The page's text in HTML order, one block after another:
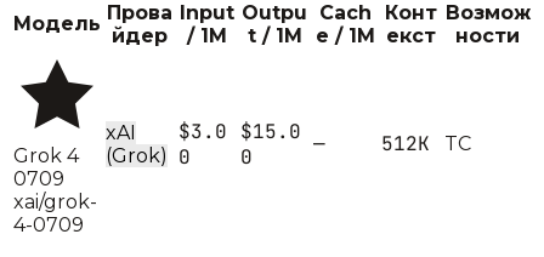
Модель Прова
йдер
Input
/ 1M
Outpu
t / 1M
Cach
e / 1M
Конт
екст
Возмож
ности
Grok 4
0709
xai/grok-
4-0709
xAI
(Grok)
$3.0
0
$15.0
0
— 512K TC